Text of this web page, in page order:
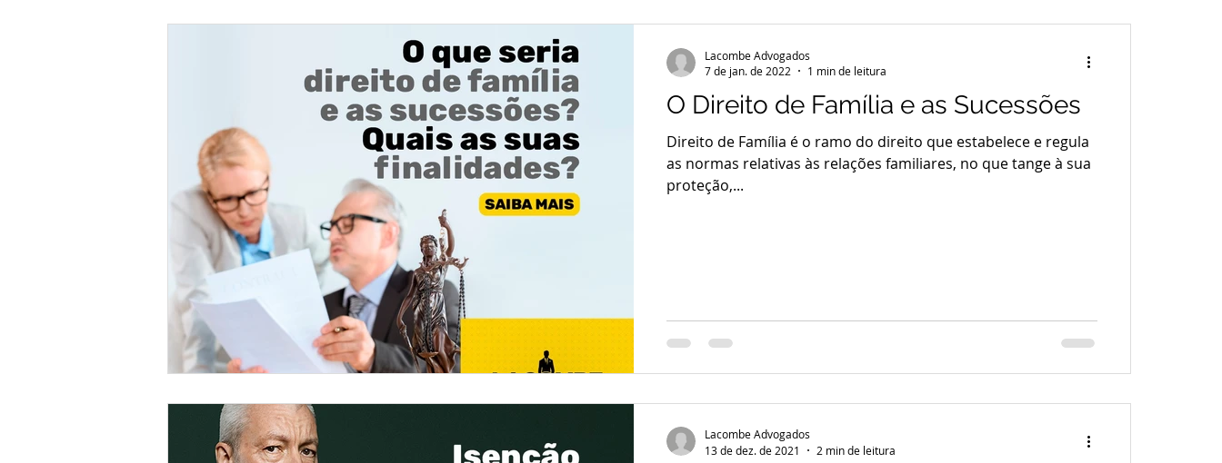
O Direito de Família e as Sucessões
Direito de Família é o ramo do direito que estabelece e regula
as normas relativas às relações familiares, no que tange à sua
proteção,...
Lacombe Advogados
7 de jan. de 2022
1 min de leitura
Lacombe Advogados
13 de dez. de 2021
2 min de leitura